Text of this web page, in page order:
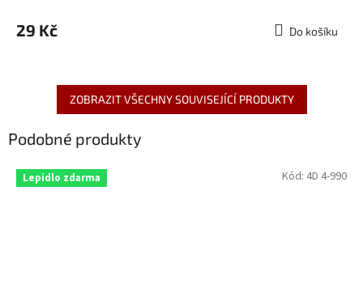
29 Kč Do košíku
ZOBRAZIT VŠECHNY SOUVISEJÍCÍ PRODUKTY
Podobné produkty
Lepidlo zdarma Kód: 4D 4-990